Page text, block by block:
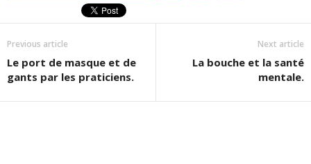
Previous article
Le port de masque et de
gants par les praticiens.
Next article
La bouche et la santé
mentale.